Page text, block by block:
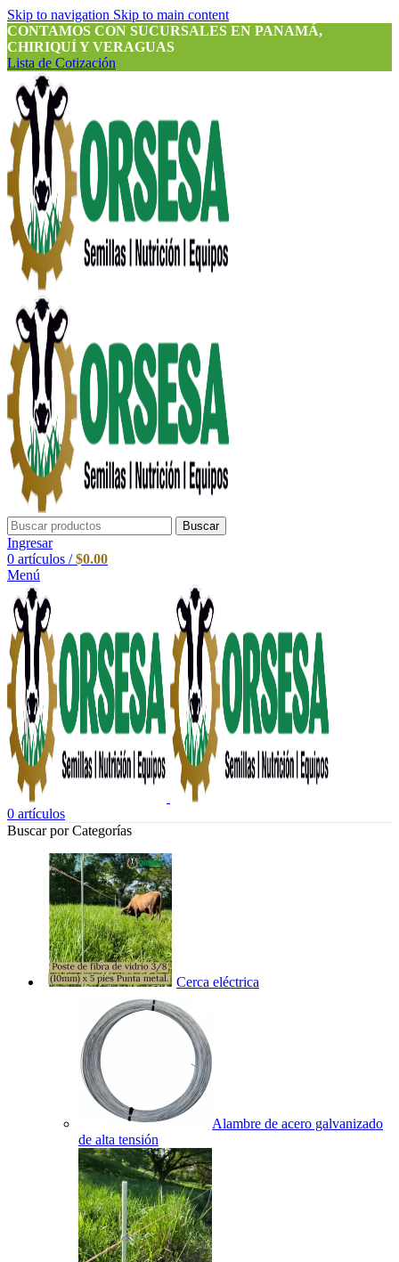
Skip to navigation Skip to main content
CONTAMOS CON SUCURSALES EN PANAMÁ,
CHIRIQUÍ Y VERAGUAS
Lista de Cotización
Buscar
Ingresar
0 artículos / $0.00
Menú
0 artículos
Buscar por Categorías
Cerca eléctrica
Alambre de acero galvanizado
de alta tensión